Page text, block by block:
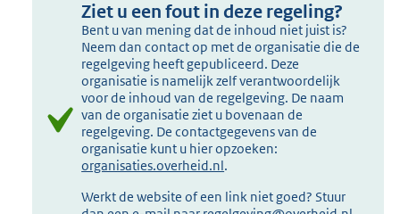
Ziet u een fout in deze regeling?
Bent u van mening dat de inhoud niet juist is?
Neem dan contact op met de organisatie die de
regelgeving heeft gepubliceerd. Deze
organisatie is namelijk zelf verantwoordelijk
voor de inhoud van de regelgeving. De naam
van de organisatie ziet u bovenaan de
regelgeving. De contactgegevens van de
organisatie kunt u hier opzoeken:
organisaties.overheid.nl.
Werkt de website of een link niet goed? Stuur